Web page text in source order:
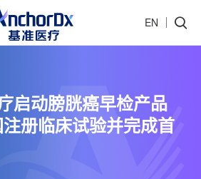
EN
启动膀胱癌早检产品
册临床试验并完成首